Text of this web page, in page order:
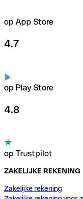
op App Store
4.7
op Play Store
4.8
op Trustpilot
ZAKELIJKE REKENING
Zakelijke rekening